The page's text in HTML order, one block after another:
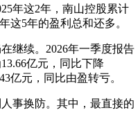
年这2年，南山控股累计
这5年的盈利总和还多。
继续。2026年一季度报告
亿元，同比下降
亿元，同比由盈转亏。
事换防。其中，最直接的